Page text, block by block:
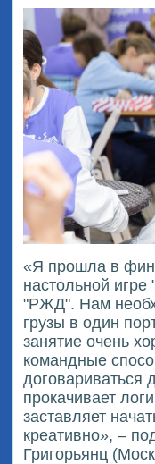
«Я прошла в
настольной
"РЖД". Нам
грузы в один
занятие очень
командные
договариваться
прокачивает
заставляет
креативно», –
Григорьянц